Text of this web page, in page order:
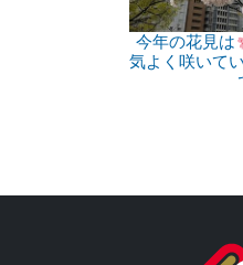
今年の花見は
気よく咲いて